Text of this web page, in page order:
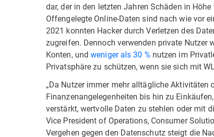
dar, der in den letzten Jahren Schäden in
Offengelegte Online-Daten sind nach wie vor
2021 konnten Hacker durch Verletzen des
zugreifen. Dennoch verwenden private Nutzer
Konten, undweniger als 30 % nutzen im
Privatsphäre zu schützen, wenn sie sich mit
„Da Nutzer immer mehr alltägliche
Finanzenangelegenheiten bis hin zu
verstärkt, wertvolle Daten zu stehlen oder mit
Vice President of Operations, Consumer
Vergehen gegen den Datenschutz steigt die